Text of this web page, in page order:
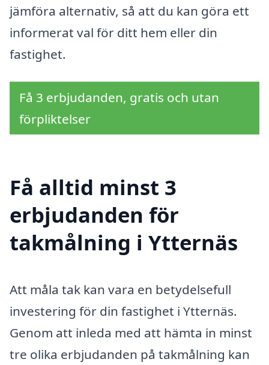
jämföra alternativ, så att du kan göra ett
informerat val för ditt hem eller din
fastighet.
Få 3 erbjudanden, gratis och utan
förpliktelser
Få alltid minst 3
erbjudanden för
takmålning i Ytternäs
Att måla tak kan vara en betydelsefull
investering för din fastighet i Ytternäs.
Genom att inleda med att hämta in minst
tre olika erbjudanden på takmålning kan